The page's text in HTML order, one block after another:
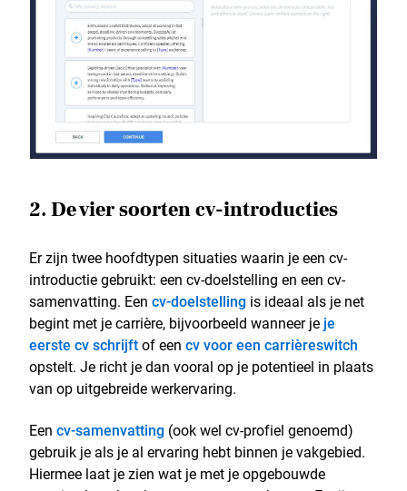
2. De vier soorten cv-introducties
Er zijn twee hoofdtypen situaties waarin je een cv-
introductie gebruikt: een cv-doelstelling en een cv-
samenvatting. Een cv-doelstelling is ideaal als je net
begint met je carrière, bijvoorbeeld wanneer je je
eerste cv schrijftof een cv voor een carrièreswitch
opstelt. Je richt je dan vooral op je potentieel in plaats
van op uitgebreide werkervaring.
Een cv-samenvatting (ook wel cv-profiel genoemd)
gebruik je als je al ervaring hebt binnen je vakgebied.
Hiermee laat je zien wat je met je opgebouwde